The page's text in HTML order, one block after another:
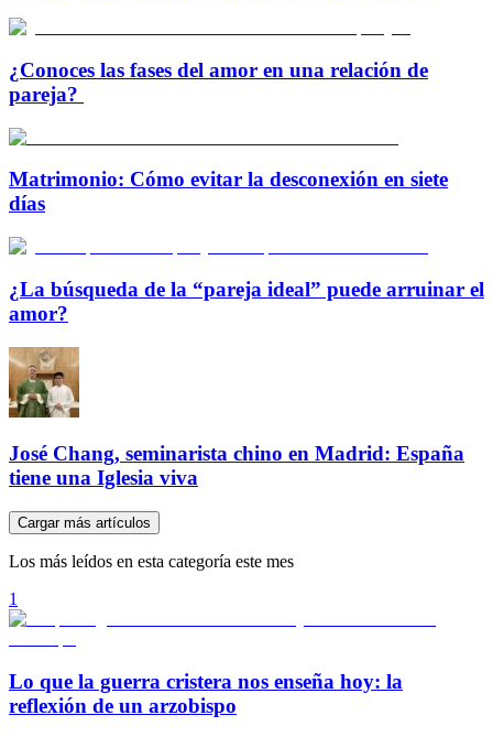
¿Conoces las fases del amor en una relación de
pareja?
Matrimonio: Cómo evitar la desconexión en siete
días
¿La búsqueda de la “pareja ideal” puede arruinar el
amor?
José Chang, seminarista chino en Madrid: España
tiene una Iglesia viva
Cargar más artículos
Los más leídos en esta categoría este mes
1
Lo que la guerra cristera nos enseña hoy: la
reflexión de un arzobispo